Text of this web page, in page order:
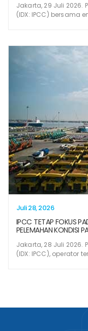
Jakarta, 29 Juli 2026.
(IDX: IPCC) bersama
Juli 28, 2026
IPCC TETAP FOKUS
PELEMAHAN KONDISI
Jakarta, 28 Juli 2026.
(IDX: IPCC), operator